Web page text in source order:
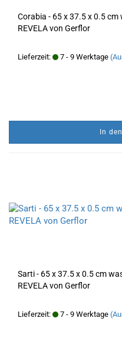
Corabia - 65 x 37.5 x 0.5 cm
REVELA von Gerflor
Lieferzeit: 7 - 9 Werktage
In
Sarti - 65 x 37.5 x 0.5 cm
REVELA von Gerflor
Lieferzeit: 7 - 9 Werktage